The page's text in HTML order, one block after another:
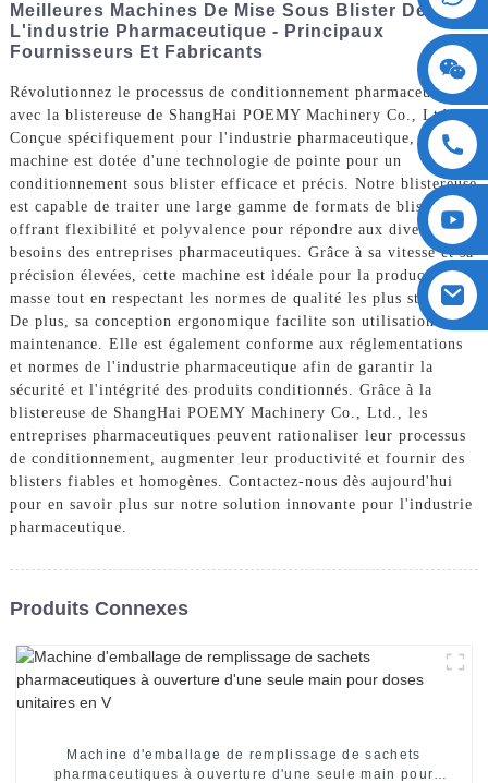
Meilleures Machines De Mise Sous Blister De
L'industrie Pharmaceutique - Principaux
Fournisseurs Et Fabricants
Révolutionnez le processus de conditionnement pharmaceutique
avec la blistereuse de ShangHai POEMY Machinery Co., Ltd.
Conçue spécifiquement pour l'industrie pharmaceutique, notre
machine est dotée d'une technologie de pointe pour un
conditionnement sous blister efficace et précis. Notre blistereuse
est capable de traiter une large gamme de formats de blisters,
offrant flexibilité et polyvalence pour répondre aux divers
besoins des entreprises pharmaceutiques. Grâce à sa vitesse et sa
précision élevées, cette machine est idéale pour la production de
masse tout en respectant les normes de qualité les plus strictes.
De plus, sa conception ergonomique facilite son utilisation et sa
maintenance. Elle est également conforme aux réglementations
et normes de l'industrie pharmaceutique afin de garantir la
sécurité et l'intégrité des produits conditionnés. Grâce à la
blistereuse de ShangHai POEMY Machinery Co., Ltd., les
entreprises pharmaceutiques peuvent rationaliser leur processus
de conditionnement, augmenter leur productivité et fournir des
blisters fiables et homogènes. Contactez-nous dès aujourd'hui
pour en savoir plus sur notre solution innovante pour l'industrie
pharmaceutique.
Produits Connexes
Machine d'emballage de remplissage de sachets
pharmaceutiques à ouverture d'une seule main pour